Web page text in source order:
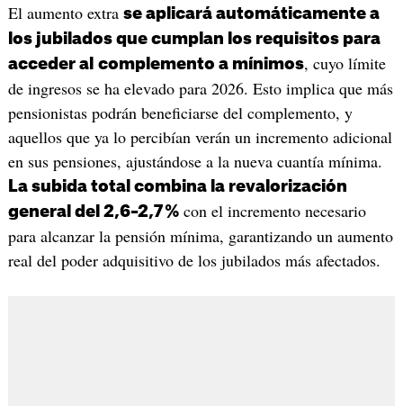
El aumento extra se aplicará automáticamente a
los jubilados que cumplan los requisitos para
acceder al complemento a mínimos, cuyo límite
de ingresos se ha elevado para 2026. Esto implica que más
pensionistas podrán beneficiarse del complemento, y
aquellos que ya lo percibían verán un incremento adicional
en sus pensiones, ajustándose a la nueva cuantía mínima.
La subida total combina la revalorización
general del 2,6–2,7 % con el incremento necesario
para alcanzar la pensión mínima, garantizando un aumento
real del poder adquisitivo de los jubilados más afectados.